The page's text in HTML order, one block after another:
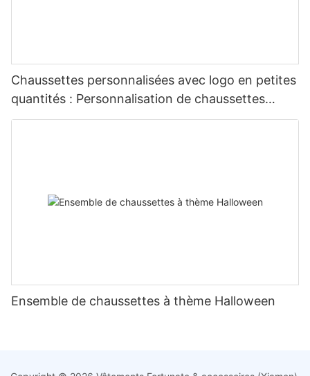
Chaussettes personnalisées avec logo en petites
quantités : Personnalisation de chaussettes
personnalisées
Ensemble de chaussettes à thème Halloween